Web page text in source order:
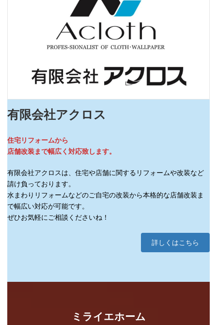
有限会社アクロス
住宅リフォームから
店舗改装まで幅広く対応致します。
有限会社アクロスは、住宅や店舗に関するリフォームや改装など
請け負っております。
水まわりリフォームなどのご自宅の改装から本格的な店舗改装ま
で幅広い対応が可能です。
ぜひお気軽にご相談くださいね！
詳しくはこちら
ミライエホーム